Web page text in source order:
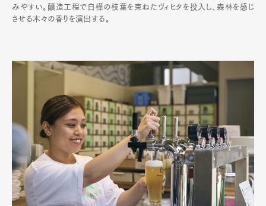
みやすい。醸造工程で白樺の枝葉を束ねたヴィヒタを投入し、森林を感じ
させる木々の香りを演出する。